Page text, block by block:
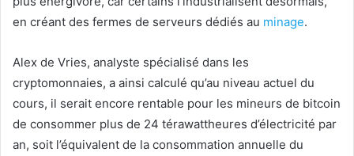
en créant des fermes de serveurs dédiés au minage.
Alex de Vries, analyste spécialisé dans les
cryptomonnaies, a ainsi calculé qu’au niveau actuel du
cours, il serait encore rentable pour les mineurs de bitcoin
de consommer plus de 24 térawattheures d’électricité par
an, soit l’équivalent de la consommation annuelle du